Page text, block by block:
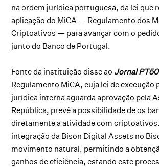
na ordem jurídica portuguesa, da lei que
aplicação do MiCA — Regulamento dos
Criptoativos — para avançar com o
junto do Banco de Portugal.
Fonte da instituição disse aoJornal PT50
Regulamento MiCA, cuja lei de execução
jurídica interna aguarda aprovação pela
República, prevê a possibilidade de os
diretamente a atividade com
integração da Bison Digital Assets no
movimento natural, permitindo a
ganhos de eficiência, estando este